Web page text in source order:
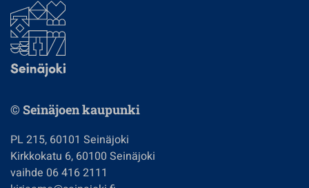
© Seinäjoen kaupunki
PL 215, 60101 Seinäjoki
Kirkkokatu 6, 60100 Seinäjoki
vaihde 06 416 2111